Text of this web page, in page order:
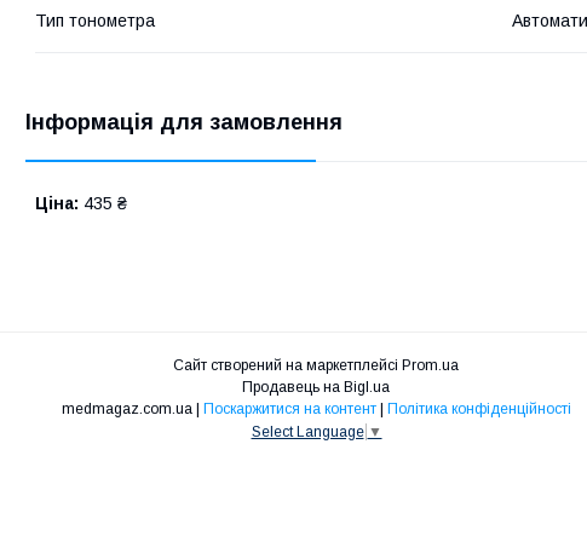
Тип тонометра
Інформація для замовлення
Ціна: 435 ₴
Сайт створений на маркетплейсі Prom.ua
Продавець на Bigl.ua
Поскаржитися на контент
Політика конфіденційності
Select Language ▼